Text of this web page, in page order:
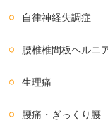
自律神経失調症
腰椎椎間板ヘルニ
生理痛
腰痛・ぎっくり腰